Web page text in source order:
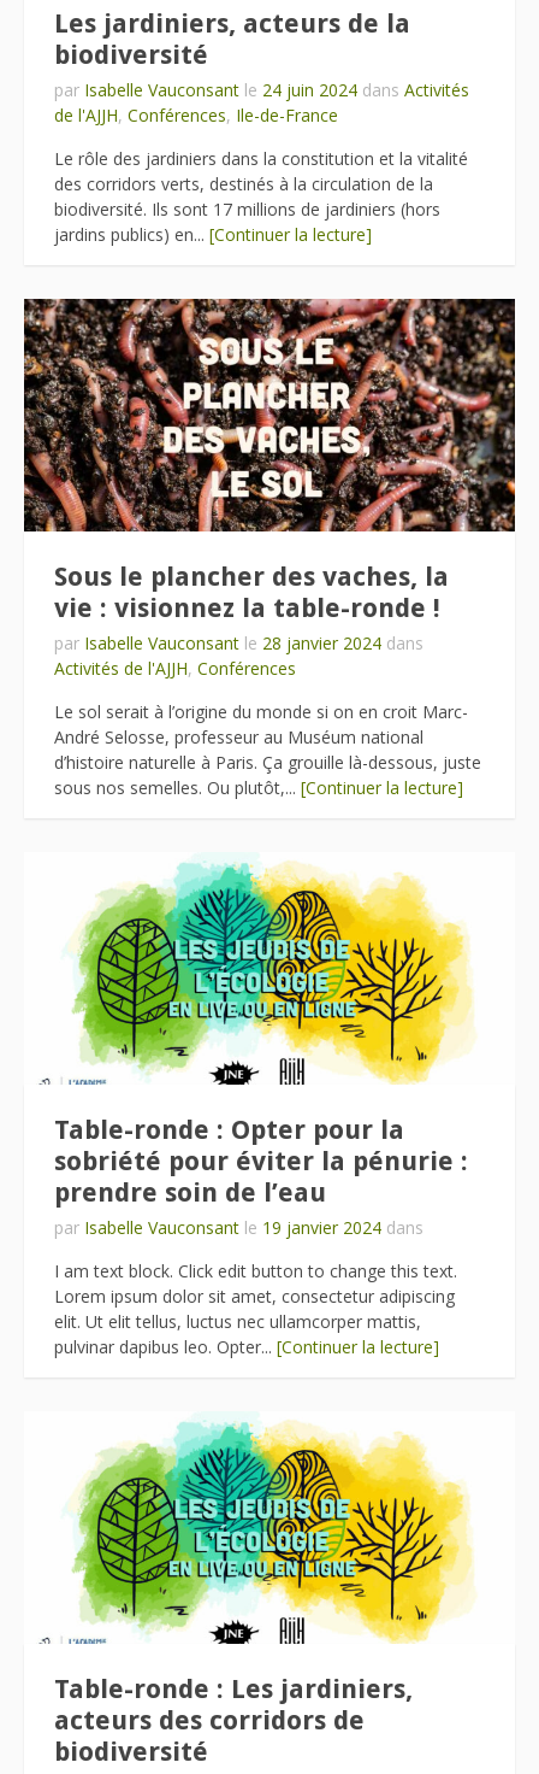
Les jardiniers, acteurs de la
biodiversité
par Isabelle Vauconsant le 24 juin 2024 dans Activités
de l'AJJH, Conférences, Ile-de-France
Le rôle des jardiniers dans la constitution et la vitalité
des corridors verts, destinés à la circulation de la
biodiversité. Ils sont 17 millions de jardiniers (hors
jardins publics) en... [Continuer la lecture]
Sous le plancher des vaches, la
vie : visionnez la table-ronde !
par Isabelle Vauconsant le 28 janvier 2024 dans
Activités de l'AJJH, Conférences
Le sol serait à l’origine du monde si on en croit Marc-
André Selosse, professeur au Muséum national
d’histoire naturelle à Paris. Ça grouille là-dessous, juste
sous nos semelles. Ou plutôt,... [Continuer la lecture]
Table-ronde : Opter pour la
sobriété pour éviter la pénurie :
prendre soin de l’eau
par Isabelle Vauconsant le 19 janvier 2024 dans
I am text block. Click edit button to change this text.
Lorem ipsum dolor sit amet, consectetur adipiscing
elit. Ut elit tellus, luctus nec ullamcorper mattis,
pulvinar dapibus leo. Opter... [Continuer la lecture]
Table-ronde : Les jardiniers,
acteurs des corridors de
biodiversité